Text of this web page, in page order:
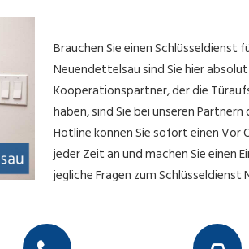
Brauchen Sie einen
Neuendettelsau sind Sie hier
Kooperationspartner, der die
haben, sind Sie bei unseren
Hotline können Sie sofort einen Vor
jeder Zeit an und machen Sie einen
jegliche Fragen zum